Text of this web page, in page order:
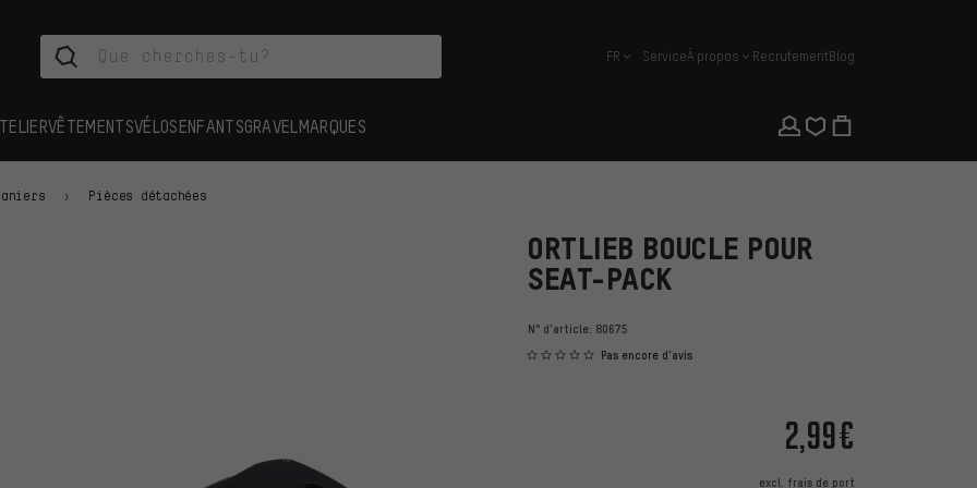
français
FR ServiceÀ propos RecrutementBlog
VÊTEMENTSVÉLOSENFANTSGRAVEL MARQUES
Pièces détachées
ORTLIEB BOUCLE POUR
SEAT-PACK
N° d'article: 80675
Pas encore d'avis
2,99€
excl. frais de port